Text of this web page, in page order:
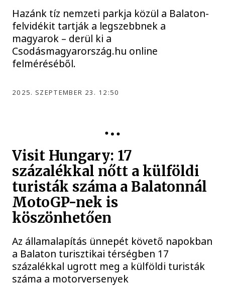
Hazánk tíz nemzeti parkja közül a Balaton-
felvidékit tartják a legszebbnek a
magyarok – derül ki a
Csodásmagyarország.hu online
felméréséből.
2025. SZEPTEMBER 23. 12:50
Visit Hungary: 17
százalékkal nőtt a külföldi
turisták száma a Balatonnál
MotoGP-nek is
köszönhetően
Az államalapítás ünnepét követő napokban
a Balaton turisztikai térségben 17
százalékkal ugrott meg a külföldi turisták
száma a motorversenyek